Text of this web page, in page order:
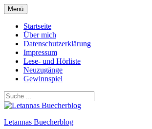
Zum
Inhalt
springen
Menü
Startseite
Über mich
Datenschutzerklärung
Impressum
Lese- und Hörliste
Neuzugänge
Gewinnspiel
Letannas Buecherblog